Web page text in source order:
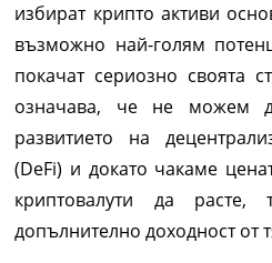
избират крипто активи
възможно най-голям
покачат сериозно своята
означава, че не можем
развитието на
(DeFi) и докато чакаме
криптовалути да
допълнително доходност от